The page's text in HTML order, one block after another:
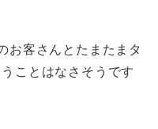
お客さんとたまたまタ
ことはなさそうです